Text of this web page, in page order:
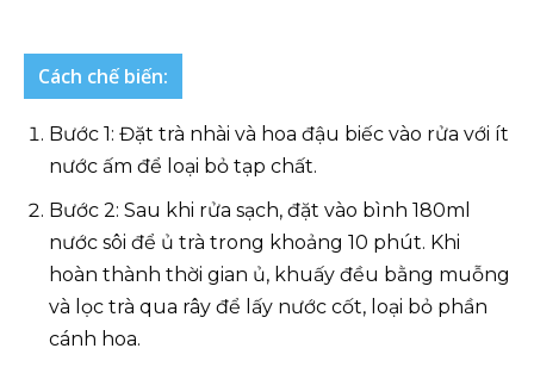
Cách chế biến:
Bước 1: Đặt trà nhài và hoa đậu biếc vào rửa với ít
nước ấm để loại bỏ tạp chất.
Bước 2: Sau khi rửa sạch, đặt vào bình 180ml
nước sôi để ủ trà trong khoảng 10 phút. Khi
hoàn thành thời gian ủ, khuấy đều bằng muỗng
và lọc trà qua rây để lấy nước cốt, loại bỏ phần
cánh hoa.